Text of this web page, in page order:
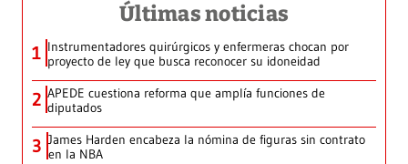
Últimas noticias
1 Instrumentadores quirúrgicos y enfermeras chocan por
proyecto de ley que busca reconocer su idoneidad
2 APEDE cuestiona reforma que amplía funciones de
diputados
3 James Harden encabeza la nómina de figuras sin contrato
en la NBA